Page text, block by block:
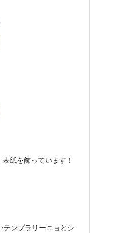
紙を飾っています！
テンプラリーニョとシ